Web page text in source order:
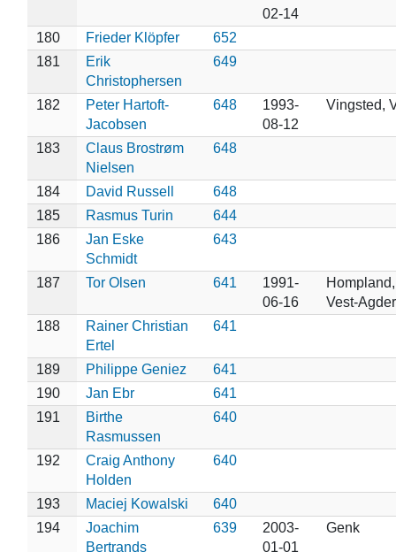
02-14
180 Frieder Klöpfer
652
181
Erik
Christophersen
649
182
Peter Hartoft-
Jacobsen
648
1993-
08-12
Vingsted,
183
Claus Brostrøm
Nielsen
648
184 David Russell
648
185
Rasmus Turin
644
186
Jan Eske
Schmidt
643
187 Tor Olsen 641
1991-
06-16
Vest-Agder
188
Rainer Christian
Ertel
641
189 Philippe Geniez
641
190
Jan Ebr
641
191
Birthe
Rasmussen
640
192
Craig Anthony
Holden
640
193 Maciej Kowalski
640
194
Joachim
Bertrands
639
2003-
01-01
Genk